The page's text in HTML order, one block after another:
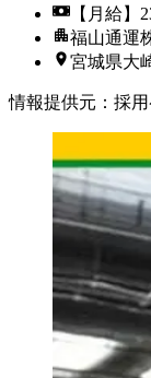
【月給】
福山通運
宮城県大
情報提供元 ： 採